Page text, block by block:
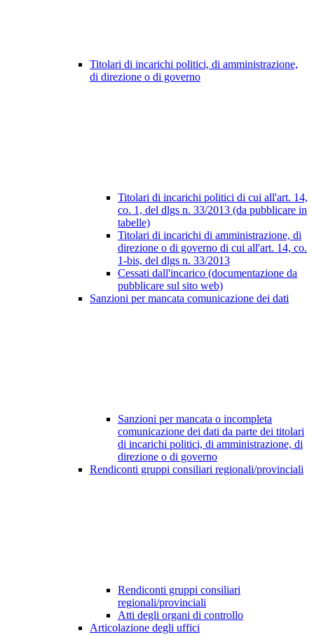
Titolari di incarichi politici, di amministrazione,
di direzione o di governo
Titolari di incarichi politici di cui all'art. 14,
co. 1, del dlgs n. 33/2013 (da pubblicare in
tabelle)
Titolari di incarichi di amministrazione, di
direzione o di governo di cui all'art. 14, co.
1-bis, del dlgs n. 33/2013
Cessati dall'incarico (documentazione da
pubblicare sul sito web)
Sanzioni per mancata comunicazione dei dati
Sanzioni per mancata o incompleta
comunicazione dei dati da parte dei titolari
di incarichi politici, di amministrazione, di
direzione o di governo
Rendiconti gruppi consiliari regionali/provinciali
Rendiconti gruppi consiliari
regionali/provinciali
Atti degli organi di controllo
Articolazione degli uffici